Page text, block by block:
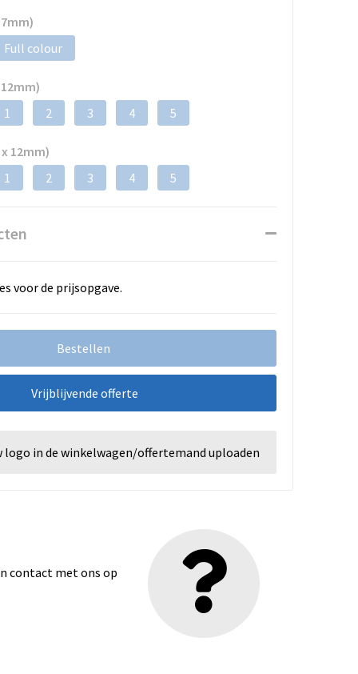
Full colour
1
2 3 4 5
12mm)
1
2 3 4 5
voor de prijsopgave.
Bestellen
Vrijblijvende offerte
logo in de winkelwagen/offertemand uploaden
contact met ons op